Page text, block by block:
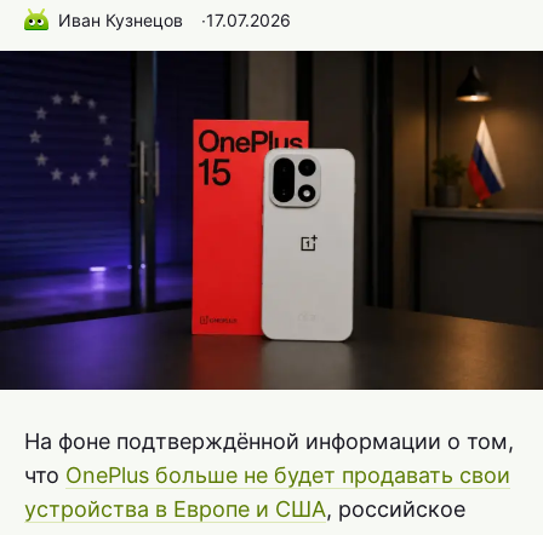
Иван Кузнецов ∙17.07.2026
На фоне подтверждённой информации о том,
что OnePlus больше не будет продавать свои
устройства в Европе и США, российское